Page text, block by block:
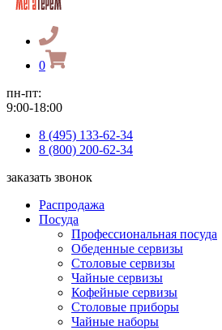
0
пн-пт:
9:00-18:00
8 (495) 133-62-34
8 (800) 200-62-34
заказать звонок
Распродажа
Посуда
Профессиональная посуда
Обеденные сервизы
Столовые сервизы
Чайные сервизы
Кофейные сервизы
Столовые приборы
Чайные наборы